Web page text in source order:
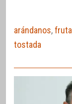
arándanos,fruta
tostada